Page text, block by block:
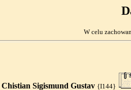
W celu
Sigismund Gustav {I144}